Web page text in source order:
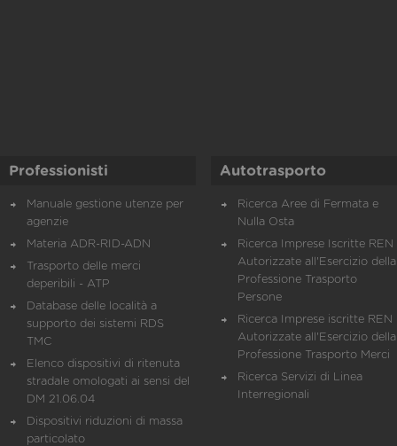
Professionisti
Manuale gestione utenze per
agenzie
Materia ADR-RID-ADN
Trasporto delle merci
deperibili - ATP
Database delle località a
supporto dei sistemi RDS
TMC
Elenco dispositivi di ritenuta
stradale omologati ai sensi del
DM 21.06.04
Dispositivi riduzioni di massa
particolato
Autotrasporto
Ricerca Aree di Fermata e
Nulla Osta
Ricerca Imprese Iscritte REN
Autorizzate all'Esercizio della
Professione Trasporto
Persone
Ricerca Imprese iscritte REN
Autorizzate all'Esercizio della
Professione Trasporto Merci
Ricerca Servizi di Linea
Interregionali